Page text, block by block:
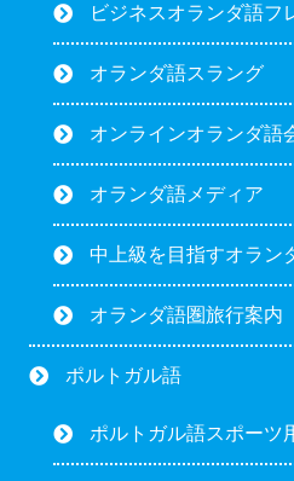
ビジネスオランダ語フ
オランダ語スラング
オンラインオランダ語
オランダ語メディア
中上級を目指すオラン
オランダ語圏旅行案内
ポルトガル語
ポルトガル語スポーツ